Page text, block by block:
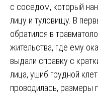
с соседом, который
лицу и туловищу. В
обратился в
жительства, где ему
выдали справку с
лица, ушиб грудной
проводилась, размеры